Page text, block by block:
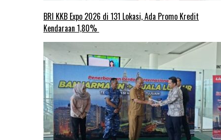
BRI KKB Expo 2026 di 131 Lokasi, Ada Promo Kredit
Kendaraan 1,80%